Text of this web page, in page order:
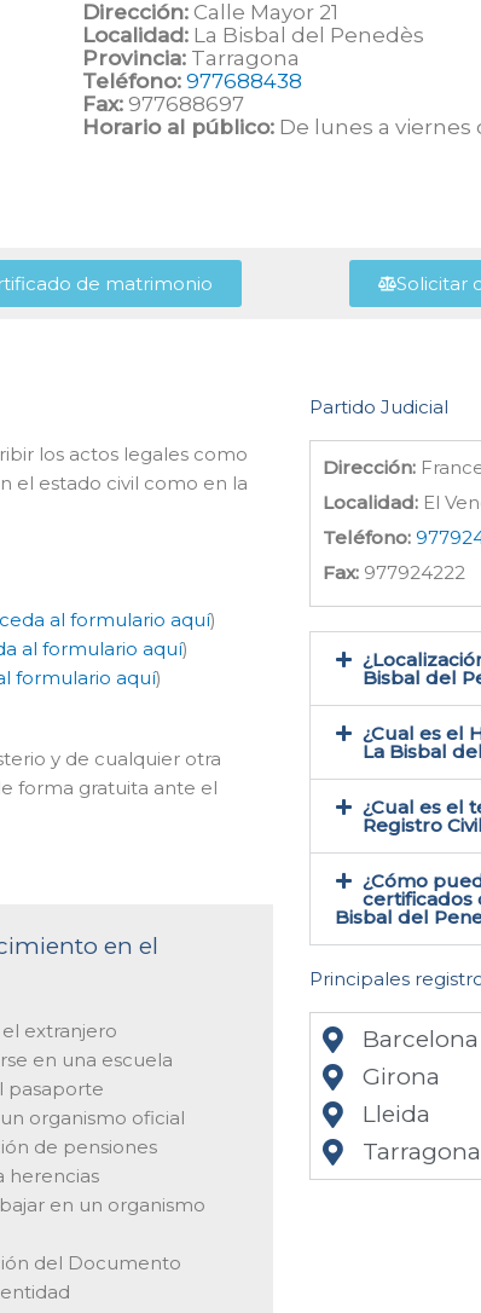
Dirección: Calle Mayor 21
Localidad: La Bisbal del Penedès
Provincia: Tarragona
Teléfono: 977688438
Fax: 977688697
Horario al público: De lunes a viernes
de matrimonio Solicitar
los actos legales como
el estado civil como en la
al formulario aquí)
al formulario aquí)
formulario aquí)
y de cualquier otra
forma gratuita ante el
en el
extranjero
en una escuela
pasaporte
organismo oficial
de pensiones
herencias
en un organismo
del Documento
Partido Judicial
Dirección:
Localidad: El
Teléfono:
Fax: 977924222
Bisbal del
¿Cual es el
La Bisbal
¿Cual es el
Registro
¿Cómo
certificados
Bisbal del
Principales
Barcelona
Girona
Lleida
Tarragona